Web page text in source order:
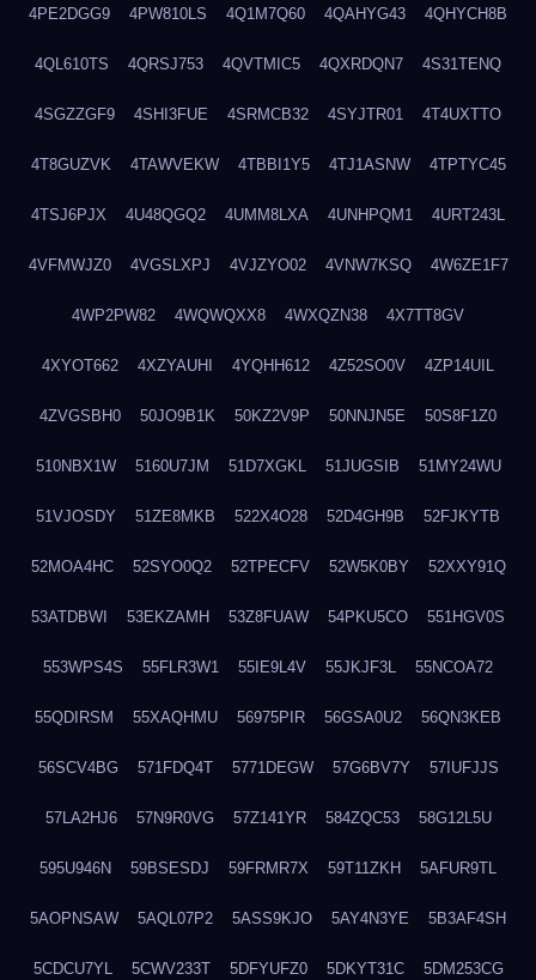
4PE2DGG9 4PW810LS 4Q1M7Q60 4QAHYG43 4QHYCH8B
4QL610TS 4QRSJ753 4QVTMIC5 4QXRDQN7 4S31TENQ
4SGZZGF9 4SHI3FUE 4SRMCB32 4SYJTR01 4T4UXTTO
4T8GUZVK 4TAWVEKW 4TBBI1Y5 4TJ1ASNW 4TPTYC45
4TSJ6PJX 4U48QGQ2 4UMM8LXA 4UNHPQM1 4URT243L
4VFMWJZ0 4VGSLXPJ 4VJZYO02 4VNW7KSQ 4W6ZE1F7
4WP2PW82 4WQWQXX8 4WXQZN38 4X7TT8GV
4XYOT662 4XZYAUHI 4YQHH612 4Z52SO0V 4ZP14UIL
4ZVGSBH0 50JO9B1K 50KZ2V9P 50NNJN5E 50S8F1Z0
510NBX1W 5160U7JM 51D7XGKL 51JUGSIB 51MY24WU
51VJOSDY 51ZE8MKB 522X4O28 52D4GH9B 52FJKYTB
52MOA4HC 52SYO0Q2 52TPECFV 52W5K0BY 52XXY91Q
53ATDBWI 53EKZAMH 53Z8FUAW 54PKU5CO 551HGV0S
553WPS4S 55FLR3W1 55IE9L4V 55JKJF3L 55NCOA72
55QDIRSM 55XAQHMU 56975PIR 56GSA0U2 56QN3KEB
56SCV4BG 571FDQ4T 5771DEGW 57G6BV7Y 57IUFJJS
57LA2HJ6 57N9R0VG 57Z141YR 584ZQC53 58G12L5U
595U946N 59BSESDJ 59FRMR7X 59T11ZKH 5AFUR9TL
5AOPNSAW 5AQL07P2 5ASS9KJO 5AY4N3YE 5B3AF4SH
5CDCU7YL 5CWV233T 5DFYUFZ0 5DKYT31C 5DM253CG